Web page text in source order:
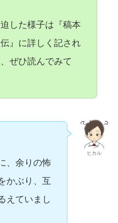
した様子は『稿本
』に詳しく記され
ぜひ読んでみて
ヒカル
、余りの怖
かぶり、互
えていまし